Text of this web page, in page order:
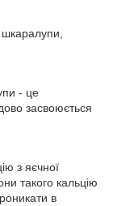
шкаралупи,
- це
засвоюється
з яєчної
такого кальцію
в